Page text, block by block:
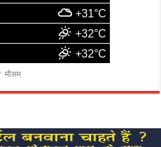
+31°C
+32°C
+32°C
मौसम